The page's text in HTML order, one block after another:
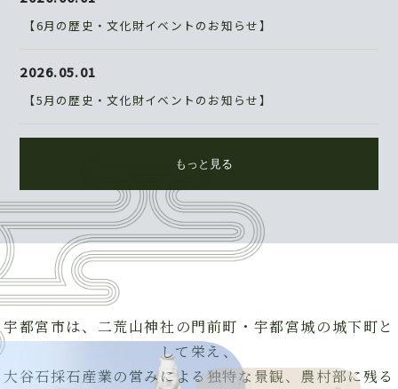
【6月の歴史・文化財イベントのお知らせ】
2026.05.01
【5月の歴史・文化財イベントのお知らせ】
もっと見る
宇都宮市は、二荒山神社の門前町・宇都宮城の城下町と
して栄え、
大谷石採石産業の営みによる独特な景観、農村部に残る